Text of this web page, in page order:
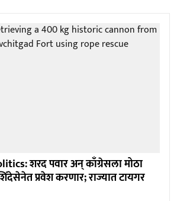
शरद पवार अन् काँग्रेसला मोठा
प्रवेश करणार; राज्यात टायगर